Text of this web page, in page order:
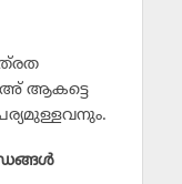
ആകട്ടെ